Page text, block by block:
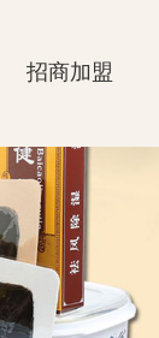
招商加盟